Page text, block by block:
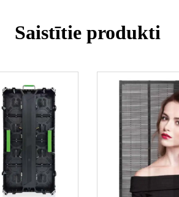
Saistītie produkti